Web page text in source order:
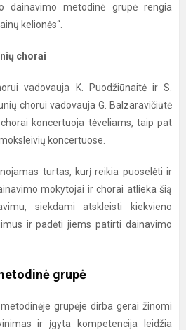
dainavimo metodinė grupė rengia
kelionės“.
chorai
vadovauja K. Puodžiūnaitė ir S.
chorui vadovauja G. Balzaravičiūtė
koncertuoja tėveliams, taip pat
koncertuose.
turtas, kurį reikia puoselėti ir
mokytojai ir chorai atlieka šią
siekdami atskleisti kiekvieno
ir padėti jiems patirti dainavimo
grupė
grupėje dirba gerai žinomi
ir įgyta kompetencija leidžia